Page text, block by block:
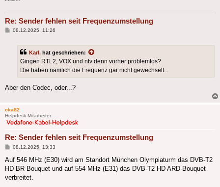
Re: Sender fehlen seit Frequenzumstellung
Beitrag
08.12.2025, 11:26
Karl. hat geschrieben:
Gingen RTL2, VOX und ntv denn vorher problemlos?
Die haben nämlich die Frequenz gar nicht gewechselt...
Aber den Codec, oder...?
cka82
Helpdesk-Mitarbeiter
Re: Sender fehlen seit Frequenzumstellung
Beitrag
08.12.2025, 13:33
Auf 546 MHz (E30) wird am Standort München Olympiaturm das DVB-T2
HD BR Bouquet und auf 554 MHz (E31) das DVB-T2 HD ARD-Bouquet
verbreitet.